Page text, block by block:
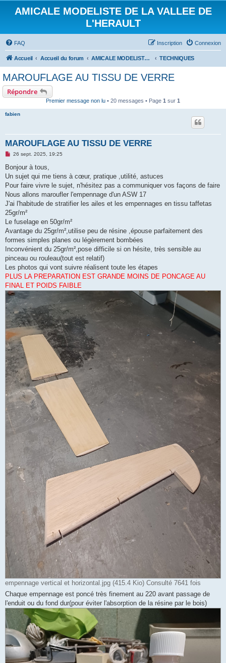
AMICALE MODELISTE DE LA VALLEE DE
L'HERAULT
FAQ Connexion
Inscription
Accueil Accueil du forum AMICALE MODELISTE DE LA VALLEE DE L'HERAULT TECHNIQUES
MAROUFLAGE AU TISSU DE VERRE
Répondre
Premier message non lu • 20 messages • Page 1 sur 1
fabien
MAROUFLAGE AU TISSU DE VERRE
M
s
a
g
n
o
l
u
26 sept. 2025, 19:25
Bonjour à tous,
Un sujet qui me tiens à cœur, pratique ,utilité, astuces
Pour faire vivre le sujet, n'hésitez pas a communiquer vos façons de faire
Nous allons maroufler l'empennage d'un ASW 17
J'ai l'habitude de stratifier les ailes et les empennages en tissu taffetas
25gr/m²
Le fuselage en 50gr/m²
Avantage du 25gr/m²,utilise peu de résine ,épouse parfaitement des
formes simples planes ou légèrement bombées
Inconvénient du 25gr/m²,pose difficile si on hésite, très sensible au
pinceau ou rouleau(tout est relatif)
Les photos qui vont suivre réalisent toute les étapes
PLUS LA PREPARATION EST GRANDE MOINS DE PONCAGE AU
FINAL ET POIDS FAIBLE
empennage vertical et horizontal.jpg (415.4 Kio) Consulté 7641 fois
Chaque empennage est poncé très finement au 220 avant passage de
l'enduit ou du fond dur(pour éviter l'absorption de la résine par le bois)